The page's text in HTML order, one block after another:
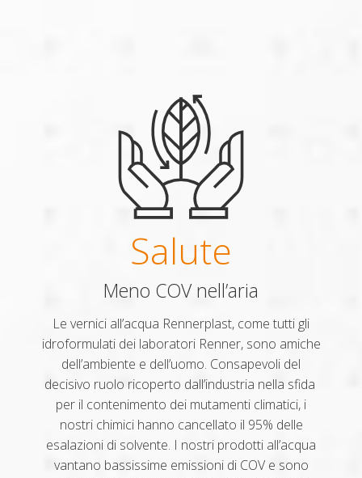
Salute
Meno COV nell’aria
Le vernici all’acqua Rennerplast, come tutti gli
idroformulati dei laboratori Renner, sono amiche
dell’ambiente e dell’uomo. Consapevoli del
decisivo ruolo ricoperto dall’industria nella sfida
per il contenimento dei mutamenti climatici, i
nostri chimici hanno cancellato il 95% delle
esalazioni di solvente. I nostri prodotti all’acqua
vantano bassissime emissioni di COV e sono